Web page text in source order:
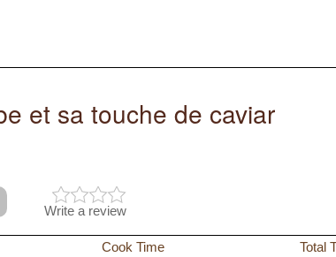
et sa touche de caviar
Write a review
Cook Time
Total